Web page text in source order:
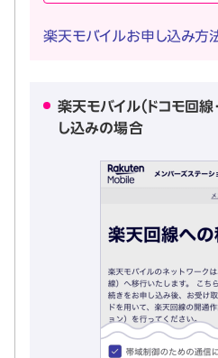
楽天モバイルお申し込み方
楽天モバイル（ドコモ回
し込みの場合